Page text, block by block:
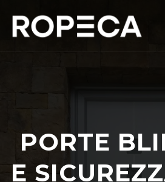
PORTE
E